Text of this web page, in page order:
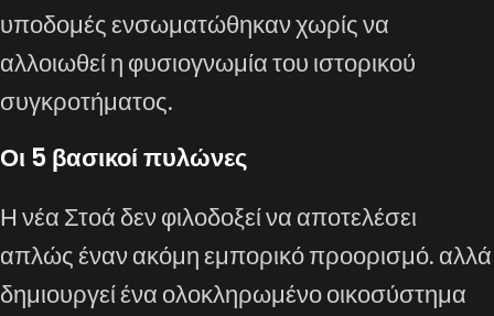
υποδομές ενσωματώθηκαν χωρίς να
αλλοιωθεί η φυσιογνωμία του ιστορικού
συγκροτήματος.
Οι 5 βασικοί πυλώνες
Η νέα Στοά δεν φιλοδοξεί να αποτελέσει
απλώς έναν ακόμη εμπορικό προορισμό. αλλά
δημιουργεί ένα ολοκληρωμένο οικοσύστημα